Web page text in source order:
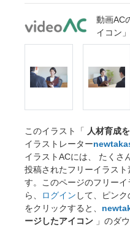
動画AC
イコン
このイラスト「 人材育成
イラストレーター
イラストACには、 たくさ
投稿されたフリーイラス
す。このページのフリー
ら、
ログイン して、ピン
をクリックすると、
ージしたアイコン 」のダ